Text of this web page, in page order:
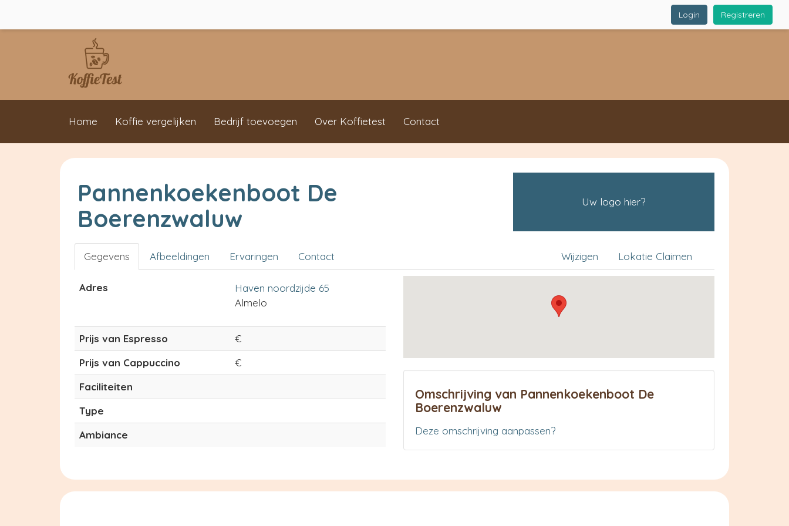
Registreren
Login
Home Koffie vergelijken Bedrijf toevoegen Over Koffietest Contact
Pannenkoekenboot De
Boerenzwaluw
Uw logo hier?
Gegevens Afbeeldingen Ervaringen Contact Lokatie Claimen
Wijzigen
Adres
Haven noordzijde 65
Almelo
Prijs van Espresso
€
Prijs van Cappuccino
€
Faciliteiten
Type
Ambiance
Omschrijving van Pannenkoekenboot De
Boerenzwaluw
Deze omschrijving aanpassen?